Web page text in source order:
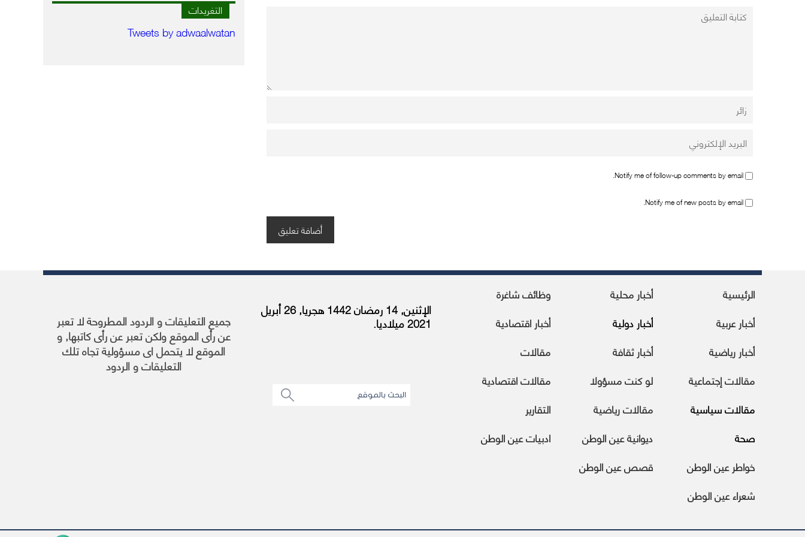
Notify me of follow-up comments by email.
Notify me of new posts by email.
التغريدات
Tweets by adwaalwatan
الرئيسية أخبار محلية
وظائف شاغرة
أخبار عربية
أخبار دولية
أخبار اقتصادية
أخبار رياضية
أخبار ثقافة
مقالات
مقالات إجتماعية
لو كنت مسؤولا
مقالات اقتصادية
مقالات سياسية
مقالات رياضية
التقارير
صحة
ديوانية عين الوطن
ادبيات عين الوطن
خواطر عين الوطن
قصص عين الوطن
شعراء عين الوطن
الإثنين, 14 رمضان 1442 هجريا, 26 أبريل
2021 ميلاديا. جميع التعليقات و الردود المطروحة لا تعبر
عن رأى الموقع ولكن تعبر عن رأى كاتبها, و
الموقع لا يتحمل اى مسؤولية تجاه تلك
التعليقات و الردود